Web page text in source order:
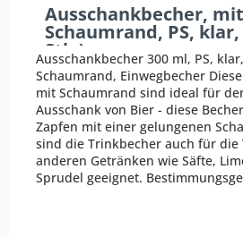
Ausschankbecher, mit
Schaumrand, PS, klar,
Stk.)
Ausschankbecher 300 ml, PS,
Schaumrand, Einwegbecher
mit Schaumrand sind ideal für
Ausschank von Bier - diese
Zapfen mit einer gelungenen
sind die Trinkbecher auch für
anderen Getränken wie Säfte,
Sprudel geeignet.